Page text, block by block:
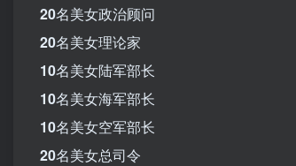
20名美女政治顾问
20名美女理论家
10名美女陆军部长
10名美女海军部长
10名美女空军部长
20名美女总司令